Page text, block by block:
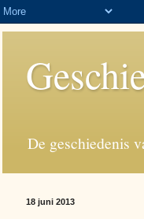
De geschiedenis
18 juni 2013